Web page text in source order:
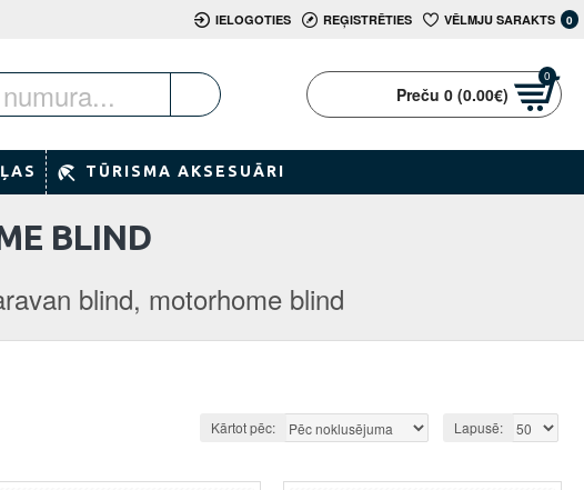
IELOGOTIES REĢISTRĒTIES VĒLMJU SARAKTS 0
Preču 0 (0.00€)
0
TŪRISMA AKSESUĀRI
blind, motorhome blind
BLIND
Kārtot pēc: Lapusē: